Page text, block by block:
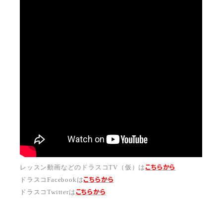
レッスン動画などのドラスコTV（仮）は こちらから
ドラスコFacebookはこちらから
ドラスコTwitterは こちらから